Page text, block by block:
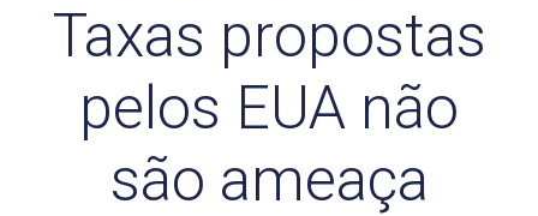
Taxas propostas
pelos EUA não
são ameaça